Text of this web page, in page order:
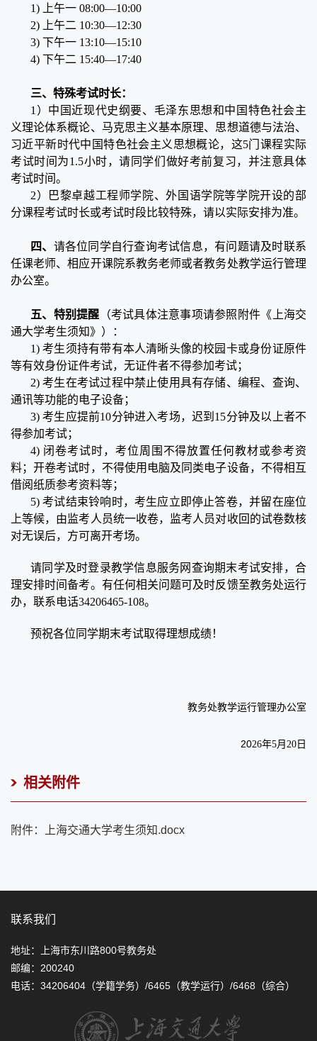
1) 上午一 08:00—10:00
2) 上午二 10:30—12:30
3) 下午一 13:10—15:10
4) 下午二 15:40—17:40
三、特殊考试时长：
1）中国近现代史纲要、毛泽东思想和中国特色社会主
义理论体系概论、马克思主义基本原理、思想道德与法治、
习近平新时代中国特色社会主义思想概论，这5门课程实际
考试时间为1.5小时，请同学们做好考前复习，并注意具体
考试时间。
2）巴黎卓越工程师学院、外国语学院等学院开设的部
分课程考试时长或考试时段比较特殊，请以实际安排为准。
四、 请各位同学自行查询考试信息，有问题请及时联系
任课老师、相应开课院系教务老师或者教务处教学运行管理
办公室。
五、特别提醒 （考试具体注意事项请参照附件《上海交
通大学考生须知》）：
1) 考生须持有带有本人清晰头像的校园卡或身份证原件
等有效身份证件考试，无证件者不得参加考试；
2) 考生在考试过程中禁止使用具有存储、编程、查询、
通讯等功能的电子设备；
3) 考生应提前10分钟进入考场，迟到15分钟及以上者不
得参加考试；
4) 闭卷考试时，考位周围不得放置任何教材或参考资
料；开卷考试时，不得使用电脑及同类电子设备，不得相互
借阅纸质参考资料等；
5) 考试结束铃响时，考生应立即停止答卷，并留在座位
上等候，由监考人员统一收卷，监考人员对收回的试卷数核
对无误后，方可离开考场。
请同学及时登录教学信息服务网查询期末考试安排，合
理安排时间备考。有任何相关问题可及时反馈至教务处运行
办，联系电话34206465-108。
预祝各位同学期末考试取得理想成绩！
教务处教学运行管理办公室
2026年5月 20 日
相关附件
附件：上海交通大学考生须知.docx
联系我们
地址：上海市东川路800号教务处
邮编：200240
电话：34206404（学籍学务）/6465（教学运行）/6468（综合）